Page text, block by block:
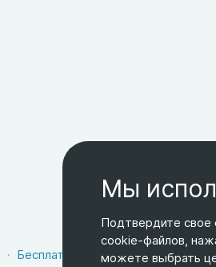
Бесплатная доставка
Оферта
Мы
Подтвердите свое
cookie-файлов,
можете выбрать